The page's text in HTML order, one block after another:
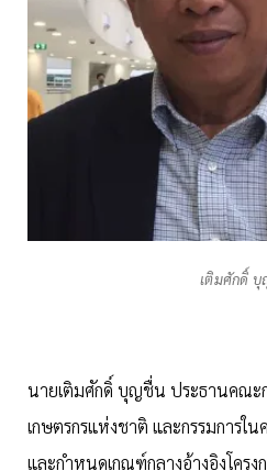
เติมศักดิ์
นายเติมศักดิ์ บุญชื่น ประธานคณะ
เกษตรกรแห่งชาติ และกรรมการใ
และกำหนดเกณฑ์กลางอ้างอิงโครง